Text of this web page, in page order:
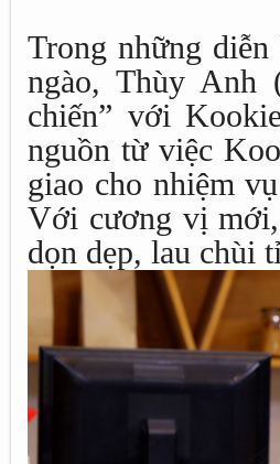
Trong những
ngào, Thùy Anh
chiến” với
nguồn từ việc
giao cho nhiệm
Với cương vị
dọn dẹp, lau chùi